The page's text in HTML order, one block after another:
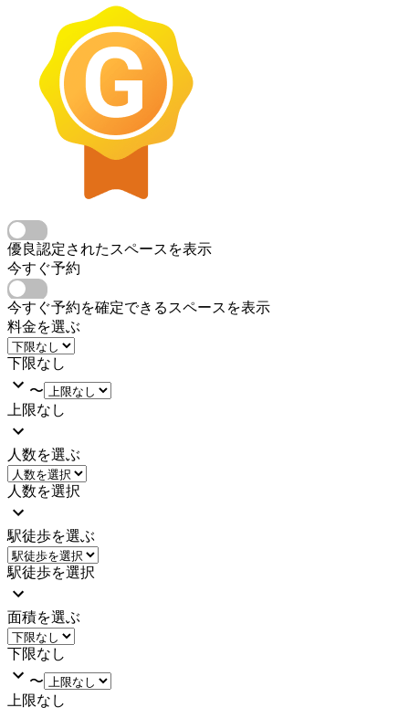
優良認定されたスペースを表示
今すぐ予約
今すぐ予約を確定できるスペースを表示
料金を選ぶ
下限なし
〜
上限なし
人数を選ぶ
人数を選択
駅徒歩を選ぶ
駅徒歩を選択
面積を選ぶ
下限なし
〜
上限なし